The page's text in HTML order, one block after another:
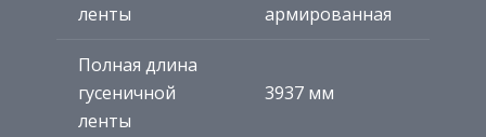
ленты
армированная
Полная длина
гусеничной
ленты
3937 мм